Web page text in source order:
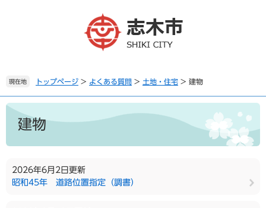
。
て
へ
現在地 トップページ > よくある質問 > 土地・住宅 > 建物
本
建物
2026年6月2日更新
昭和45年 道路位置指定（調書）